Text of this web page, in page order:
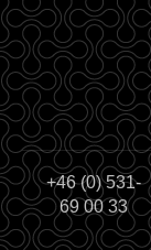
+46 (0) 531-
69 00 33